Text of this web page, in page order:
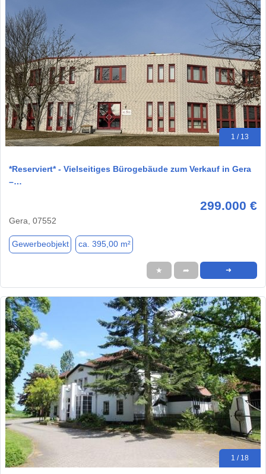
1 / 13
*Reserviert* - Vielseitiges Bürogebäude zum Verkauf in Gera
–…
299.000 €
Gera, 07552
Gewerbeobjekt ca. 395,00 m²
★ ➦ ➜
1 / 18